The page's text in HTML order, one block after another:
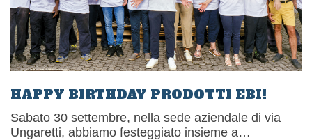
HAPPY BIRTHDAY PRODOTTI EBI!
Sabato 30 settembre, nella sede aziendale di via
Ungaretti, abbiamo festeggiato insieme a